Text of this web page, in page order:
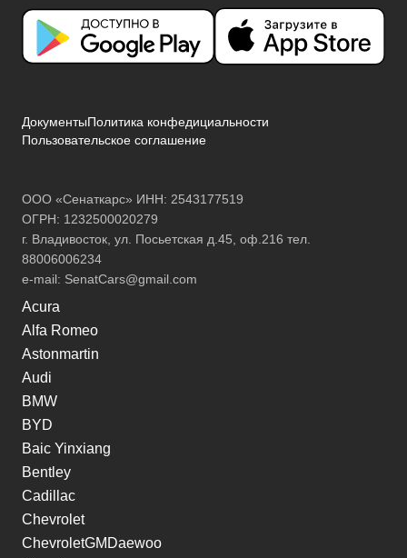
ДокументыПолитика конфедициальности
Пользовательское соглашение
ООО «Сенаткарс» ИНН: 2543177519
ОГРН: 1232500020279
г. Владивосток, ул. Посьетская д.45, оф.216 тел.
88006006234
e-mail: SenatCars@gmail.com
Acura
Alfa Romeo
Astonmartin
Audi
BMW
BYD
Baic Yinxiang
Bentley
Cadillac
Chevrolet
ChevroletGMDaewoo